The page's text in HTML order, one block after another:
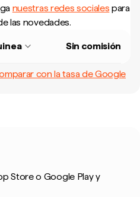
nuestras redes sociales para
las novedades.
Sin comisión
con la tasa de Google
Store o Google Play y